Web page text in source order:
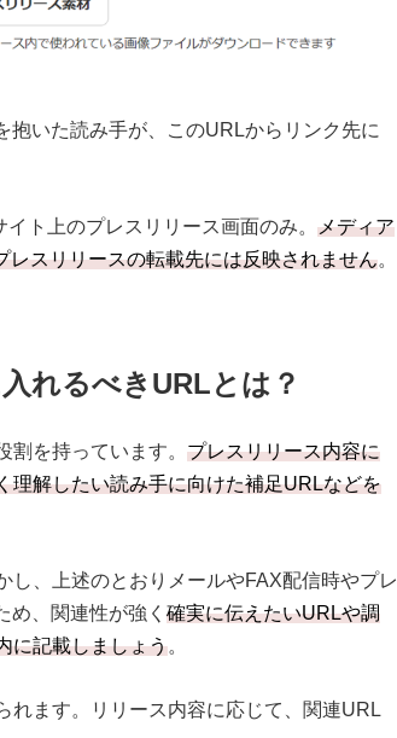
抱いた読み手が、このURLからリンク先に
ト上のプレスリリース画面のみ。 メディア
スリリースの転載先には反映されません。
れるべきURLとは？
を持っています。 プレスリリース内容に
理解したい読み手に向けた補足URLなどを
、上述のとおりメールやFAX配信時やプレ
め、関連性が強く 確実に伝えたいURLや調
に記載しましょう。
れます。リリース内容に応じて、関連URL